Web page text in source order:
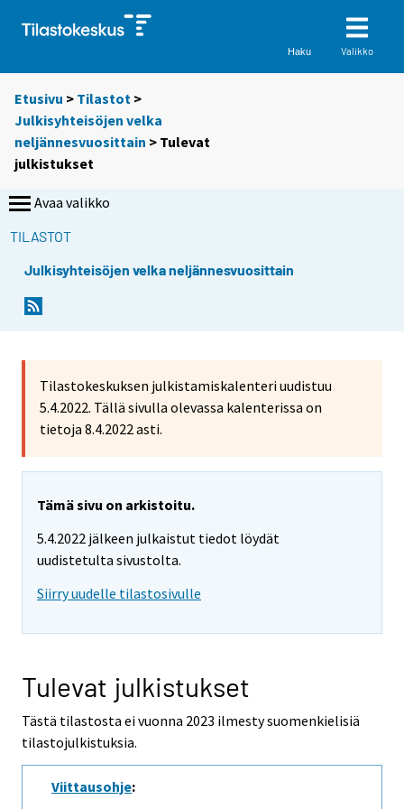
Haku Valikko
Etusivu > Tilastot >
Julkisyhteisöjen velka
neljännesvuosittain > Tulevat
julkistukset
Avaa valikko
TILASTOT
Julkisyhteisöjen velka neljännesvuosittain
Tilastokeskuksen julkistamiskalenteri uudistuu
5.4.2022. Tällä sivulla olevassa kalenterissa on
tietoja 8.4.2022 asti.
Tämä sivu on arkistoitu.
5.4.2022 jälkeen julkaistut tiedot löydät
uudistetulta sivustolta.
Siirry uudelle tilastosivulle
Tulevat julkistukset
Tästä tilastosta ei vuonna 2023 ilmesty suomenkielisiä
tilastojulkistuksia.
Viittausohje: